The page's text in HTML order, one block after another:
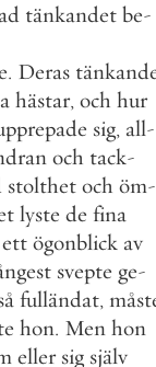
tänkandet be-
. Deras
hästar, och hur
sig, all-
och tack-
stolthet och öm-
lyste de fina
ett ögonblick av
svepte ge-
fulländat,
hon. Men hon
eller sig själv